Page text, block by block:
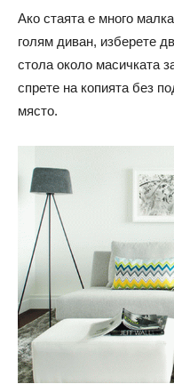
Ако стаята е много
голям диван, изберете
стола около масичката
спрете на копията без
място.